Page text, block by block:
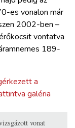
es vonalon már
2002-ben –
vontatva
189-
vonat